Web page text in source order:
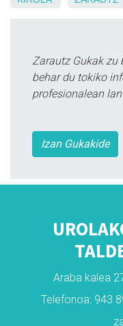
Zarautz Gukak zu
behar du tokiko
profesionalean
Izan Gukakide
Araba kalea
Telefonoa: 943